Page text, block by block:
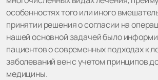
особенностях того или иного
принятии решения о согласии на
нашей основной задачей было
пациентов о современных подходах к
заболеваний вен с учетом принципов
медицины.